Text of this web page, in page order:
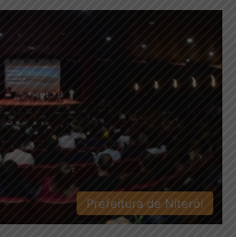
Prefeitura de Niterói